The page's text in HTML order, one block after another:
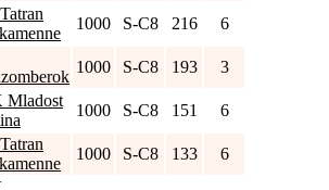
1000 S-C8 216 6
1000 S-C8 193 3
Mladost
1000 S-C8 151 6
1000 S-C8 133 6